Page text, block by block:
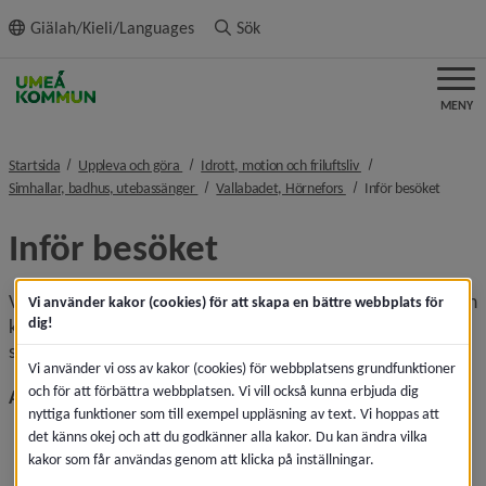
innehållet
Giälah/Kieli/Languages Sök
MENY
Startsida Uppleva och göra nivå i brödsmulenavigeringen
Idrott, motion och friluftsliv nivå i
Simhallar, badhus, utebassänger nivå i brödsmulenavigeringen
Vallabadet, Hörnefors nivå i
Inför besöketnivå i
Inför besöket
Vi vill att alla våra besökare ska ha en trevlig upplevelse och
känna sig trygga. Därför har vi samlat en del information
som är bra att känna till inför ditt besök på den här sidan.
Allmänt
Alla besök sker under eget ansvar och du ansvarar
själv för dina tillhörigheter. Livräddnings­utbildad
Vi använder kakor (cookies) för att skapa en bättre webbplats för
dig!
Vi använder vi oss av kakor (cookies) för webbplatsens grundfunktioner
och för att förbättra webbplatsen. Vi vill också kunna erbjuda dig
nyttiga funktioner som till exempel uppläsning av text. Vi hoppas att
det känns okej och att du godkänner alla kakor. Du kan ändra vilka
kakor som får användas genom att klicka på inställningar.